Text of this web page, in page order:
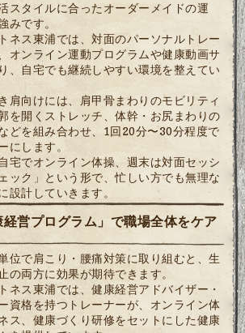
スタイルに合ったオーダーメイドの運
みです。
ネス東浦では、対面のパーソナルトレー
オンライン運動プログラムや健康動画サ
、自宅でも継続しやすい環境を整えてい
肩向けには、肩甲骨まわりのモビリティ
を開くストレッチ、体幹・お尻まわりの
どを組み合わせ、1回20分〜30分程度で
にします。
宅でオンライン体操、週末は対面セッシ
ック」という形で、忙しい方でも無理な
設計していきます。
営プログラム」で職場全体をケア
位で肩こり・腰痛対策に取り組むと、生
の両方に効果が期待できます。
ネス東浦では、健康経営アドバイザー・
資格を持つトレーナーが、オンライン体
ス、健康づくり研修をセットにした健康